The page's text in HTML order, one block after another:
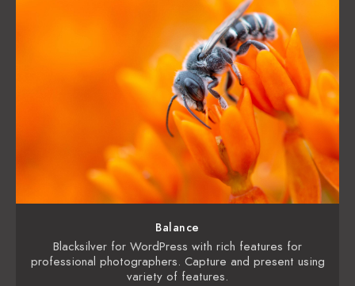
Balance
Blacksilver for WordPress with rich features for
professional photographers. Capture and present using
variety of features.